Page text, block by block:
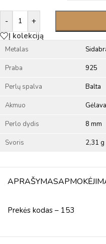
- +
Į kolekciją
Metalas
Praba 925
Perlų spalva Balta
Akmuo
Perlo dydis 8 mm
Svoris 2,31 g
APRAŠYMAS
Prekės kodas – 153